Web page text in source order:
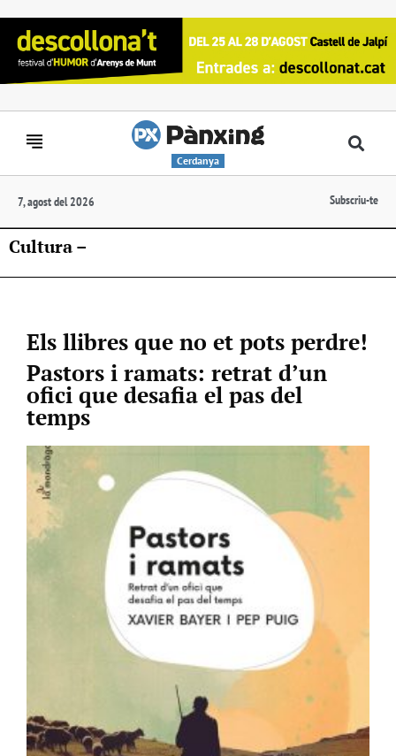
Cerdanya
7, agost del 2026 Subscriu-te
Cultura –
Els llibres que no et pots perdre!
Pastors i ramats: retrat d’un
ofici que desafia el pas del
temps